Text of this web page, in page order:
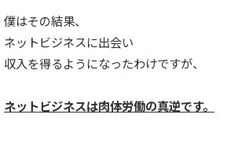
僕はその結果、
ネットビジネスに出会い
収入を得るようになったわけですが、
ネットビジネスは肉体労働の真逆です。